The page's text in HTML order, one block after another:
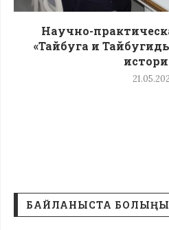
Научно-
«Тайбуга и
БАЙЛАНЫСТА